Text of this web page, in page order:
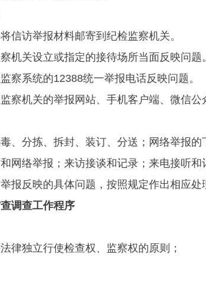
访举报材料邮寄到纪检监察机关。
关设立或指定的接待场所当面反映问题
系统的12388统一举报电话反映问题。
机关的举报网站、手机客户端、微信公
分拣、拆封、装订、分送；网络举报的
络举报；来访接谈和记录；来电接听和
反映的具体问题，按照规定作出相应处
调查工作程序
独立行使检查权、监察权的原则；